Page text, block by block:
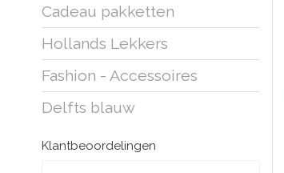
Cadeau pakketten
Hollands Lekkers
Fashion - Accessoires
Delfts blauw
Klantbeoordelingen